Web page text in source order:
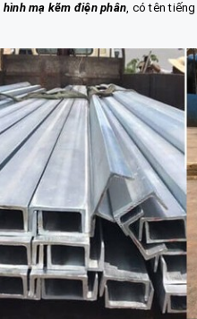
hình mạ kẽm điện phân, có tên